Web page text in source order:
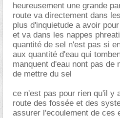
heureusement une grande
route va directement dans
plus d'inquietude a avoir
et va dans les nappes
quantité de sel n'est pas si
aux quantité d'eau qui
manquent d'eau nont pas de
de mettre du sel
ce n'est pas pour rien qu'il y
route des fossée et des
assurer l'ecoulement de ces